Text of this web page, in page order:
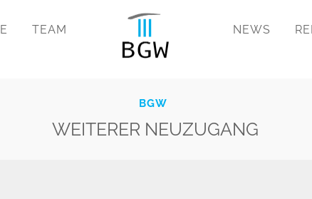
TEAM NEWS
BGW
WEITERER NEUZUGANG